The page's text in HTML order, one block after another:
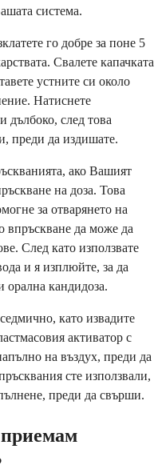
система.
го добре за поне 5
Свалете капачката
устните си около
Натиснете
дълбоко, след това
преди да издишате.
ако Вашият
на доза. Това
за отварянето на
впръскване да може да
След като използвате
и я изплюйте, за да
орална кандидоза.
като извадите
активатор с
на въздух, преди да
сте използвали,
преди да свърши.
приемам